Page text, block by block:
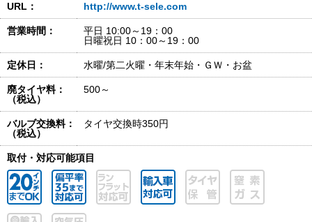
URL： http://www.t-sele.com
営業時間：
平日 10:00～19：00
日曜祝日 10：00～19：00
定休日： 水曜/第二火曜・年末年始・ＧＷ・お盆
廃タイヤ料：
（税込）
500～
バルブ交換料：
（税込）
タイヤ交換時350円
取付・対応可能項目